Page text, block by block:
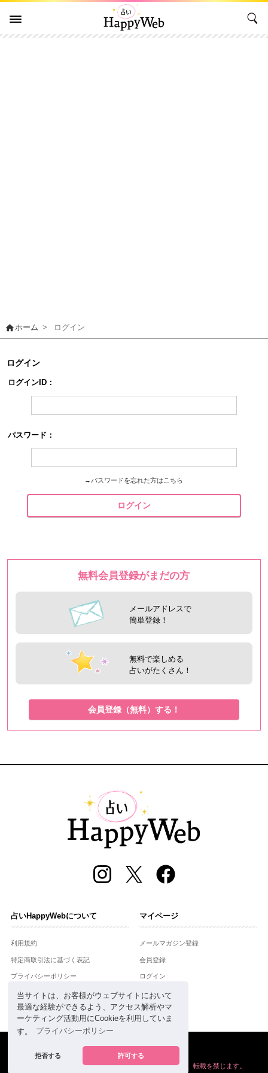
当サイトは、お客様がウェブサイトにおいて
最適な経験ができるよう、アクセス解析やマ
ーケティング活動用にCookieを利用していま
す。
プライバシーポリシー
拒否する 許可する
homeホーム > ログイン
ログイン
ログインID：
パスワード：
→ パスワードを忘れた方はこちら
ログイン
無料会員登録がまだの方
メールアドレスで
簡単登録！
無料で楽しめる
占いがたくさん！
会員登録（無料）する！
占いHappyWebについて
利用規約
特定商取引法に基づく表記
プライバシーポリシー
運営会社
お問合せ
マイページ
メールマガジン登録
会員登録
ログイン
powered by
掲載の情報や画像など、すべてのコンテンツの無断複写、転載を禁じます。